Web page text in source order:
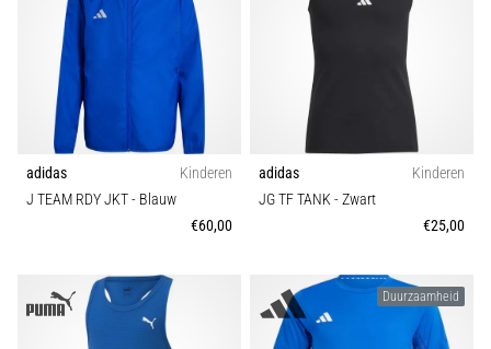
piepjestest:
hoe
voer
In
Kenmerk
Duurzaamheid
Seizoen
adidas
Kinderen
J TEAM RDY JKT- Blauw
€60,00
adidas
Kinderen
JG TF TANK- Zwart
€25,00
Duurzaamheid